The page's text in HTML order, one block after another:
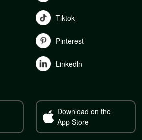
Tiktok
Pinterest
Linkedln
Download on the
App Store